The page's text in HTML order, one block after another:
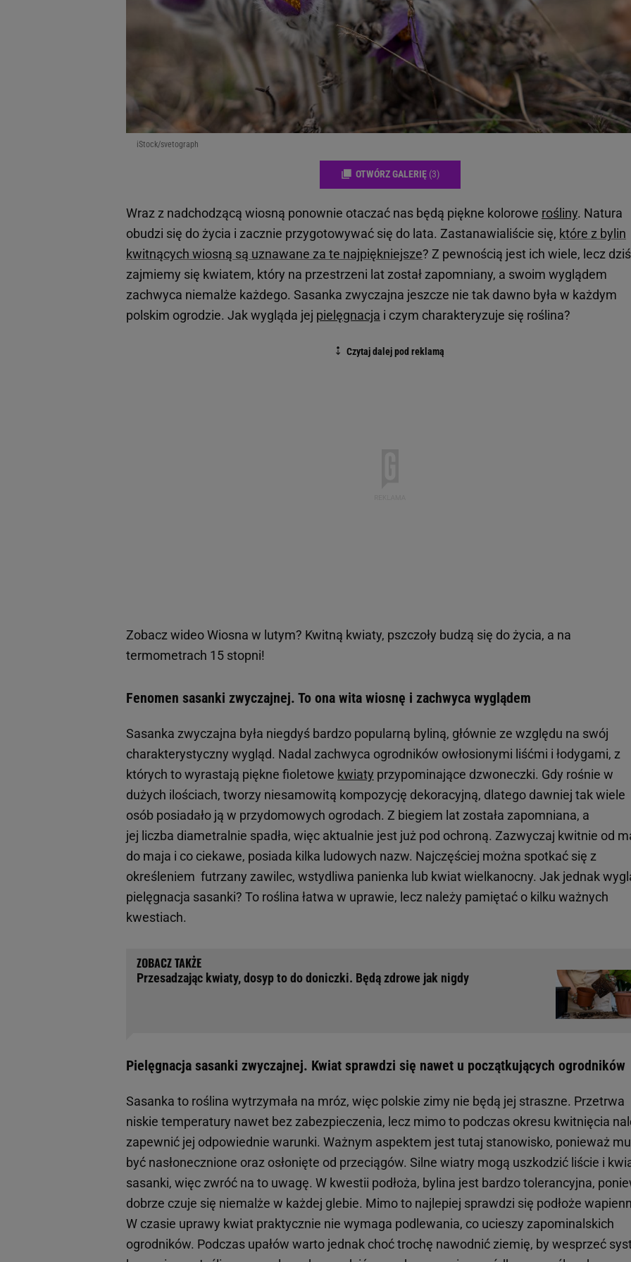
iStock/svetograph
OTWÓRZ GALERIĘ (3)
Wraz z nadchodzącą wiosną ponownie otaczać nas będą piękne kolorowe rośliny. Natura
obudzi się do życia i zacznie przygotowywać się do lata. Zastanawialiście się, które z bylin
kwitnących wiosną są uznawane za te najpiękniejsze? Z pewnością jest ich wiele, lecz dziś
zajmiemy się kwiatem, który na przestrzeni lat został zapomniany, a swoim wyglądem
zachwyca niemalże każdego. Sasanka zwyczajna jeszcze nie tak dawno była w każdym
polskim ogrodzie. Jak wygląda jej pielęgnacja i czym charakteryzuje się roślina?
Zobacz wideoWiosna w lutym? Kwitną kwiaty, pszczoły budzą się do życia, a na
termometrach 15 stopni!
Fenomen sasanki zwyczajnej. To ona wita wiosnę i zachwyca wyglądem
Sasanka zwyczajna była niegdyś bardzo popularną byliną, głównie ze względu na swój
charakterystyczny wygląd. Nadal zachwyca ogrodników owłosionymi liśćmi i łodygami, z
których to wyrastają piękne fioletowe kwiaty przypominające dzwoneczki. Gdy rośnie w
dużych ilościach, tworzy niesamowitą kompozycję dekoracyjną, dlatego dawniej tak wiele
osób posiadało ją w przydomowych ogrodach. Z biegiem lat została zapomniana, a
jej liczba diametralnie spadła, więc aktualnie jest już pod ochroną. Zazwyczaj kwitnie od
do maja i co ciekawe, posiada kilka ludowych nazw. Najczęściej można spotkać się z
określeniem futrzany zawilec, wstydliwa panienka lub kwiat wielkanocny. Jak jednak
pielęgnacja sasanki? To roślina łatwa w uprawie, lecz należy pamiętać o kilku ważnych
kwestiach.
Przesadzając kwiaty, dosyp to do doniczki. Będą zdrowe jak nigdy
Pielęgnacja sasanki zwyczajnej. Kwiat sprawdzi się nawet u początkujących ogrodników
Sasanka to roślina wytrzymała na mróz, więc polskie zimy nie będą jej straszne. Przetrwa
niskie temperatury nawet bez zabezpieczenia, lecz mimo to podczas okresu kwitnięcia
zapewnić jej odpowiednie warunki. Ważnym aspektem jest tutaj stanowisko, ponieważ
być nasłonecznione oraz osłonięte od przeciągów. Silne wiatry mogą uszkodzić liście i
sasanki, więc zwróć na to uwagę. W kwestii podłoża, bylina jest bardzo tolerancyjna,
dobrze czuje się niemalże w każdej glebie. Mimo to najlepiej sprawdzi się podłoże
W czasie uprawy kwiat praktycznie nie wymaga podlewania, co ucieszy zapominalskich
ogrodników. Podczas upałów warto jednak choć trochę nawodnić ziemię, by wesprzeć